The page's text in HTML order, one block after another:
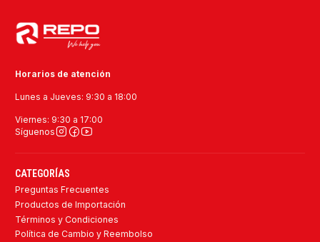
Horarios de atención
Lunes a Jueves: 9:30 a 18:00
Viernes: 9:30 a 17:00
Síguenos
CATEGORÍAS
Preguntas Frecuentes
Productos de Importación
Términos y Condiciones
Política de Cambio y Reembolso